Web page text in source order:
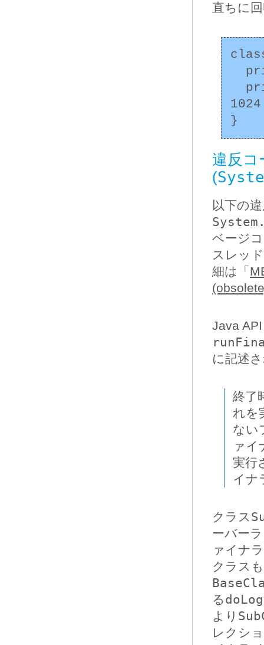
直ちに
違反コ
(
以下の
ベージ
スレッ
細は「
Java
に記述
終了
れを
ない
ァイ
実行
イナ
クラス
ーバー
ァイナ
クラス
る
より
レクシ